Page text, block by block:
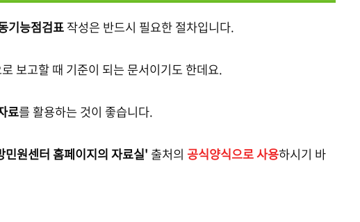
기능점검표작성은 반드시 필요한 절차입니다.
보고할 때 기준이 되는 문서이기도 한데요.
료를 활용하는 것이 좋습니다.
민원센터 홈페이지의 자료실' 출처의 공식양식으로 사용하시기 바